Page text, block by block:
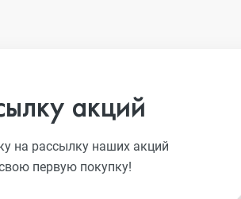
акций
на рассылку наших акций
первую покупку!